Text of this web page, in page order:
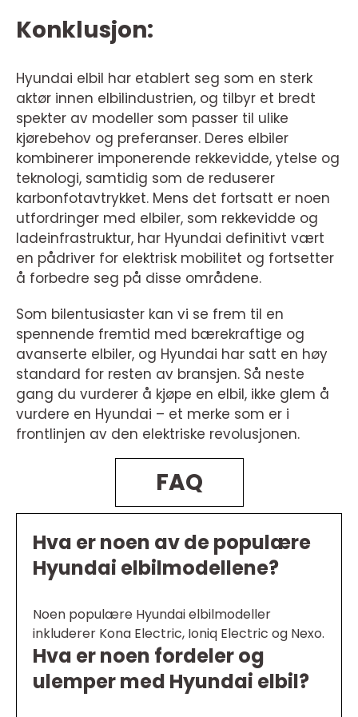
Konklusjon:
Hyundai elbil har etablert seg som en sterk
aktør innen elbilindustrien, og tilbyr et bredt
spekter av modeller som passer til ulike
kjørebehov og preferanser. Deres elbiler
kombinerer imponerende rekkevidde, ytelse og
teknologi, samtidig som de reduserer
karbonfotavtrykket. Mens det fortsatt er noen
utfordringer med elbiler, som rekkevidde og
ladeinfrastruktur, har Hyundai definitivt vært
en pådriver for elektrisk mobilitet og fortsetter
å forbedre seg på disse områdene.
Som bilentusiaster kan vi se frem til en
spennende fremtid med bærekraftige og
avanserte elbiler, og Hyundai har satt en høy
standard for resten av bransjen. Så neste
gang du vurderer å kjøpe en elbil, ikke glem å
vurdere en Hyundai – et merke som er i
frontlinjen av den elektriske revolusjonen.
FAQ
Hva er noen av de populære
Hyundai elbilmodellene?
Noen populære Hyundai elbilmodeller
inkluderer Kona Electric, Ioniq Electric og Nexo.
Hva er noen fordeler og
ulemper med Hyundai elbil?